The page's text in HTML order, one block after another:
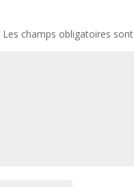
Les champs obligatoires